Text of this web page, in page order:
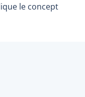
le concept